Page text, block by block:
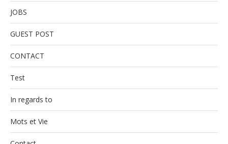
JOBS
GUEST POST
CONTACT
Test
In regards to
Mots et Vie